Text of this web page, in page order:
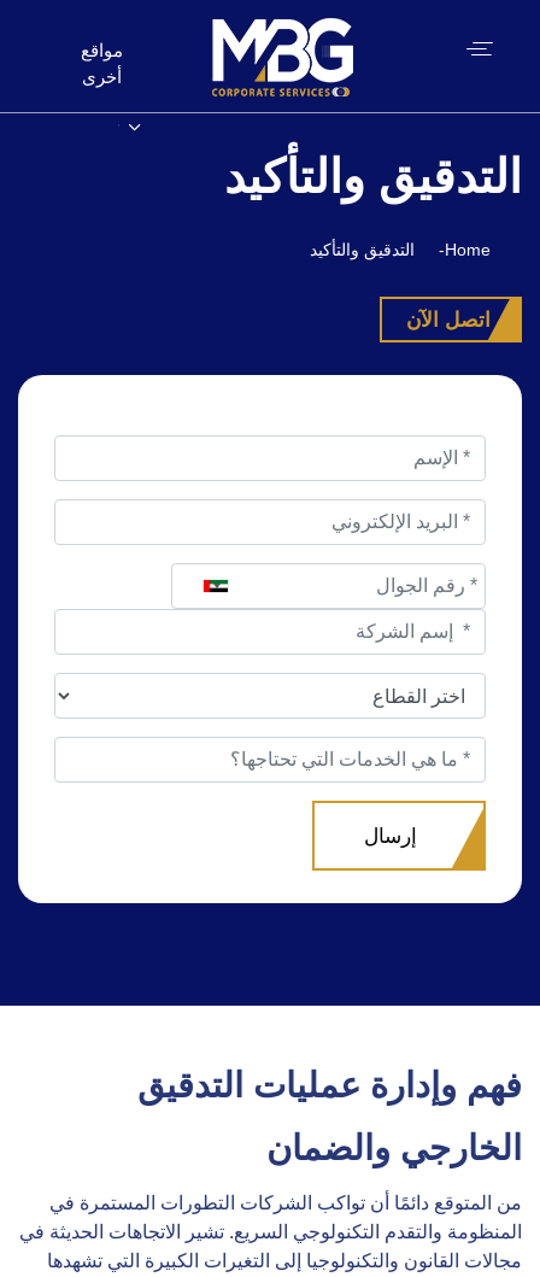
مواقع
أخرى
التدقيق والتأكيد
Home
- التدقيق والتأكيد
اتصل الآن
فهم وإدارة عمليات التدقيق
الخارجي والضمان
من المتوقع دائمًا أن تواكب الشركات التطورات المستمرة في
المنظومة والتقدم التكنولوجي السريع. تشير الاتجاهات الحديثة في
مجالات القانون والتكنولوجيا إلى التغيرات الكبيرة التي تشهدها